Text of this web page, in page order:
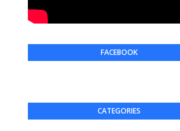
FACEBOOK
CATEGORIES